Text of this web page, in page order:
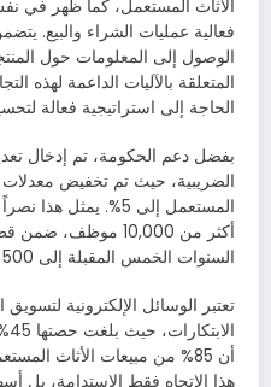
الاثاث المستعمل، كما ظهر في
فعالية عمليات الشراء والبيع.
الوصول إلى المعلومات حول
المتعلقة بالآليات الداعمة لهذه
الحاجة إلى استراتيجية فعالة
بفضل دعم الحكومة، تم إدخال
الضريبية، حيث تم تخفيض معدلات
المستعمل إلى 5%.
أكثر من 10,000
السنوات الخمس المقبلة إلى 500 مليون دولار.
تعتبر الوسائل الإلكترونية
أن 85% من مبيعات الأثاث
هذا الاتجاه فقط الاستدامة، بل